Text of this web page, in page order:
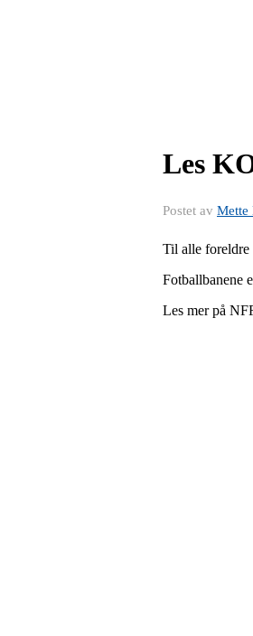
Les
Postet av Mette
Til alle foreldre
Fotballbanene
Les mer på